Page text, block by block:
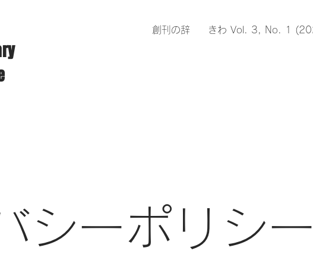
創刊の辞 きわ Vol. 3, No. 1
シーポリシー